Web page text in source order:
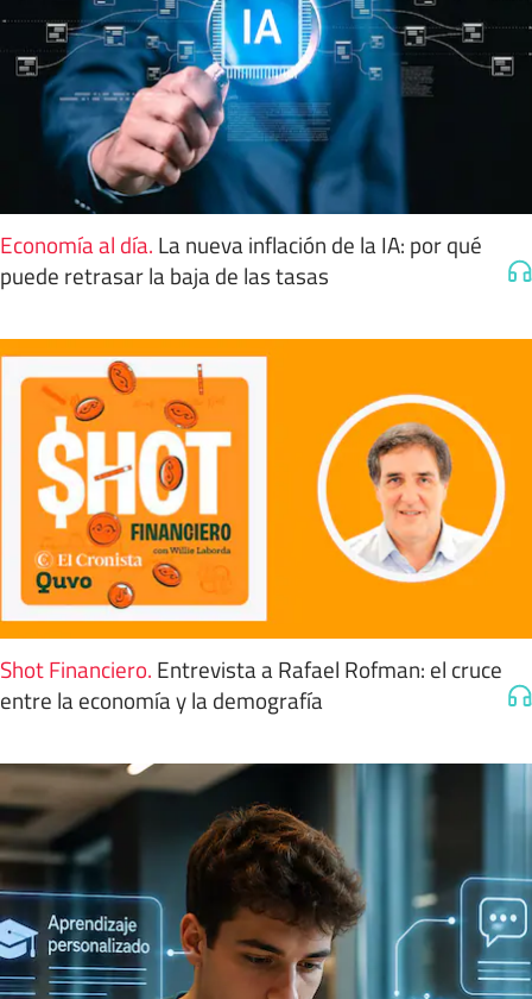
Economía al día. La nueva inflación de la IA: por qué
puede retrasar la baja de las tasas
Shot Financiero. Entrevista a Rafael Rofman: el cruce
entre la economía y la demografía